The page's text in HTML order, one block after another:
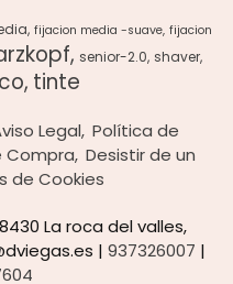
fijacion media -suave fijacion
senior-2.0 shaver
tinte
Legal Política de
Compra Desistir de un
de Cookies
La roca del valles,
| 937326007 |